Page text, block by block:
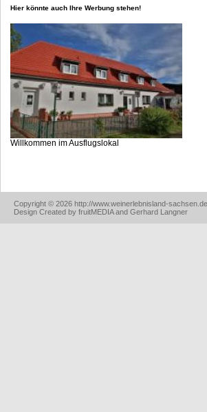
Hier könnte auch Ihre Werbung stehen!
Willkommen im Ausflugslokal
Copyright © 2026 http://www.weinerlebnisland-
Design Created by fruitMEDIA and Gerhard Langner